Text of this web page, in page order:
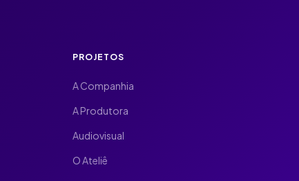
PROJETOS
A Companhia
A Produtora
Audiovisual
O Ateliê